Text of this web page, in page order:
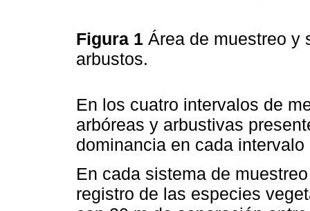
Figura 1 Área de muestreo y
arbustos.
En los cuatro intervalos de
arbóreas y arbustivas
dominancia en cada
En cada sistema de
registro de las especies